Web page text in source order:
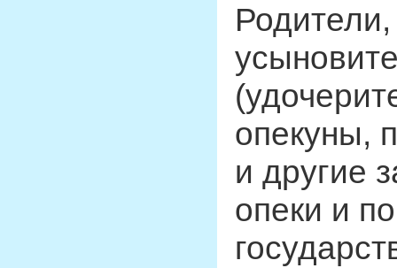
Родители,
опекуны,
и другие
опеки и